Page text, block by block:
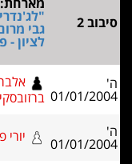
ע"ש
מרום ראשון 0.5
אלברט
0
-
1
יורי פקורין 0.5
-